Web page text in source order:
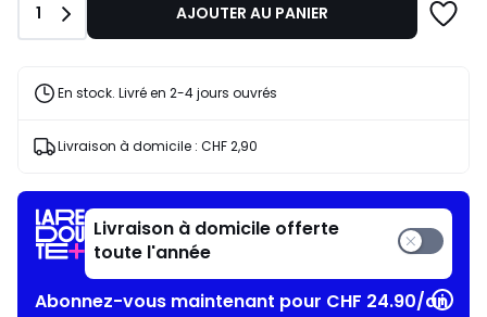
CHF
64,95
de
réduction
Quantité
1 AJOUTER AU PANIER
En stock. Livré en 2-4 jours ouvrés
Livraison à domicile : CHF 2,90
Livraison à domicile offerte
toute l'année
Abonnez-vous maintenant pour CHF 24.90/an